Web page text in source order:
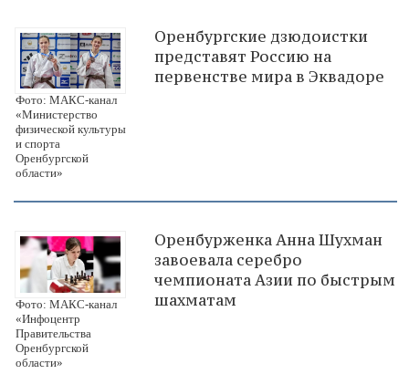
Фото: МАКС-канал
«Министерство
физической культуры
и спорта
Оренбургской
области»
Оренбургские дзюдоистки
представят Россию на
первенстве мира в Эквадоре
Фото: МАКС-канал
«Инфоцентр
Правительства
Оренбургской
области»
Оренбурженка Анна Шухман
завоевала серебро
чемпионата Азии по быстрым
шахматам